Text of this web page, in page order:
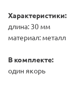
Характеристики:
длина: 30 мм
материал: металл
В комплекте:
один якорь